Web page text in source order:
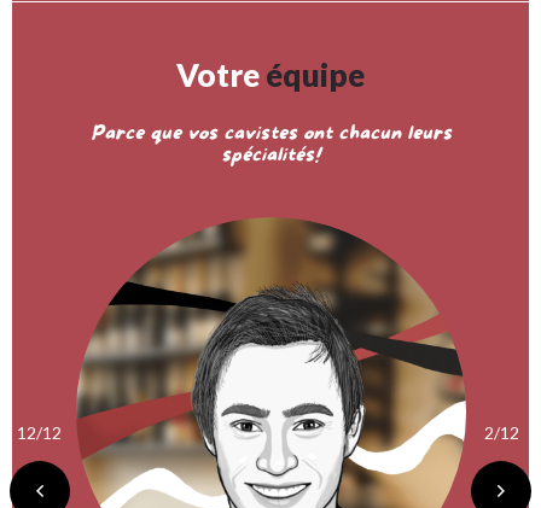
Votreéquipe
Parce que vos cavistes ont chacun leurs
spécialités!
12/12 2/12